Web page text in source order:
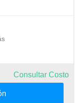
Consultar Costo